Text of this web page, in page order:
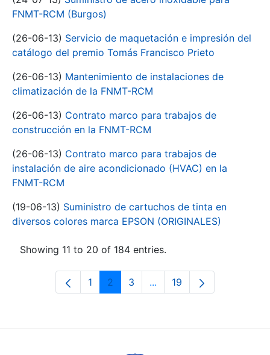
FNMT-RCM (Burgos)
(26-06-13) Servicio de maquetación e impresión del
catálogo del premio Tomás Francisco Prieto
(26-06-13) Mantenimiento de instalaciones de
climatización de la FNMT-RCM
(26-06-13) Contrato marco para trabajos de
construcción en la FNMT-RCM
(26-06-13) Contrato marco para trabajos de
instalación de aire acondicionado (HVAC) en la
FNMT-RCM
(19-06-13) Suministro de cartuchos de tinta en
diversos colores marca EPSON (ORIGINALES)
Showing 11 to 20 of 184 entries.
Page
1 Page
2 Page
3 ...Intermediate Pages Use
Page
19